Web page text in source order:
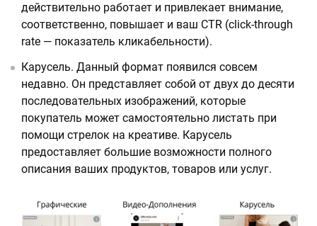
действительно работает и привлекает внимание,
соответственно, повышает и ваш CTR (click-through
rate — показатель кликабельности).
Карусель. Данный формат появился совсем
недавно. Он представляет собой от двух до десяти
последовательных изображений, которые
покупатель может самостоятельно листать при
помощи стрелок на креативе. Карусель
предоставляет большие возможности полного
описания ваших продуктов, товаров или услуг.